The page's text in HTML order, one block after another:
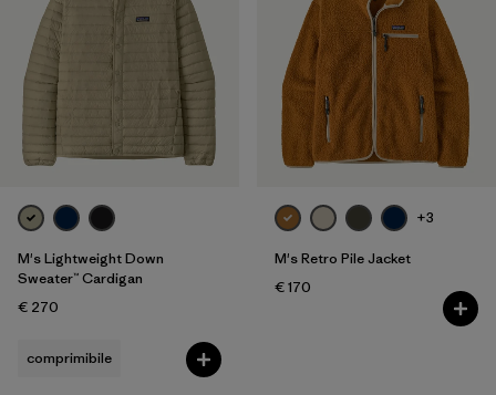
Filtra per
Vestibilità
Filtra per
Colore
Filtra per
Prezzo
M's Lightweight Down
Sweater™ Cardigan
€ 270
comprimibile
+3
M's Retro Pile Jacket
€ 170